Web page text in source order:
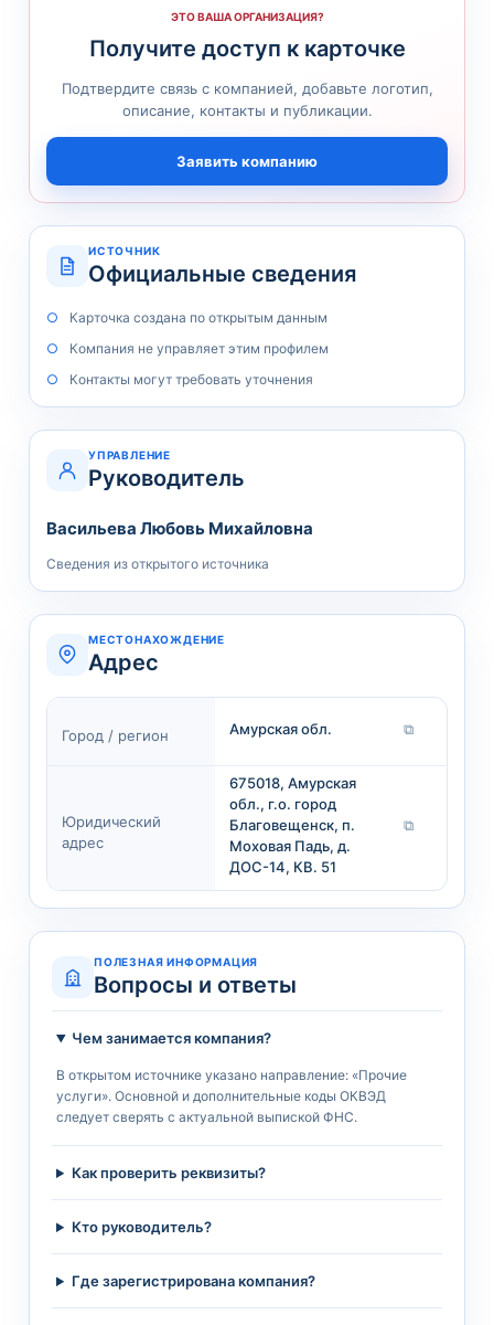
ЭТО ВАША ОРГАНИЗАЦИЯ?
Получите доступ к карточке
Подтвердите связь с компанией, добавьте логотип,
описание, контакты и публикации.
Заявить компанию
ИСТОЧНИК
Официальные сведения
Карточка создана по открытым данным
Компания не управляет этим профилем
Контакты могут требовать уточнения
УПРАВЛЕНИЕ
Руководитель
Васильева Любовь Михайловна
Сведения из открытого источника
МЕСТОНАХОЖДЕНИЕ
Адрес
Город / регион Амурская обл. ⧉
Юридический
адрес
675018, Амурская
обл., г.о. город
Благовещенск, п.
Моховая Падь, д.
ДОС-14, КВ. 51
⧉
ПОЛЕЗНАЯ ИНФОРМАЦИЯ
Вопросы и ответы
Чем занимается компания?
В открытом источнике указано направление: «Прочие
услуги». Основной и дополнительные коды ОКВЭД
следует сверять с актуальной выпиской ФНС.
Как проверить реквизиты?
Кто руководитель?
Где зарегистрирована компания?